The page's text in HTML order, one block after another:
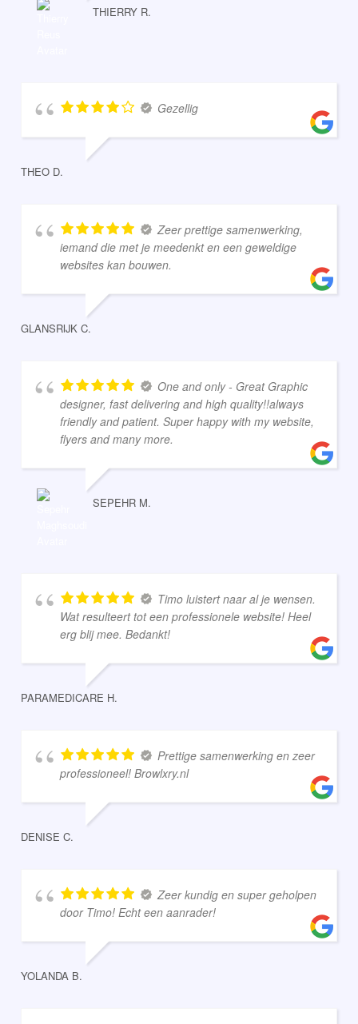
THIERRY R.
Gezellig
THEO D.
Zeer prettige samenwerking,
iemand die met je meedenkt en een geweldige
websites kan bouwen.
GLANSRIJK C.
One and only - Great Graphic
designer, fast delivering and high quality!!always
friendly and patient. Super happy with my website,
flyers and many more.
SEPEHR M.
Timo luistert naar al je wensen.
Wat resulteert tot een professionele website! Heel
erg blij mee. Bedankt!
PARAMEDICARE H.
Prettige samenwerking en zeer
professioneel! Browlxry.nl
DENISE C.
Zeer kundig en super geholpen
door Timo! Echt een aanrader!
YOLANDA B.